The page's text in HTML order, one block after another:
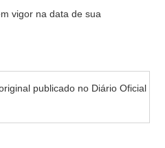
vigor na data de sua
publicado no Diário Oficial